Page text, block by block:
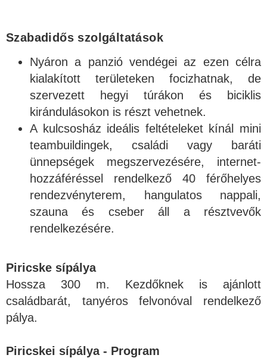
Szabadidős szolgáltatások
Nyáron a panzió vendégei az ezen célra
kialakított területeken focizhatnak, de
szervezett hegyi túrákon és biciklis
kirándulásokon is részt vehetnek.
A kulcsosház ideális feltételeket kínál mini
teambuildingek, családi vagy baráti
ünnepségek megszervezésére, internet-
hozzáféréssel rendelkező 40 férőhelyes
rendezvényterem, hangulatos nappali,
szauna és cseber áll a résztvevők
rendelkezésére.
Piricske sípálya
Hossza 300 m. Kezdőknek is ajánlott
családbarát, tanyéros felvonóval rendelkező
pálya.
Piricskei sípálya - Program